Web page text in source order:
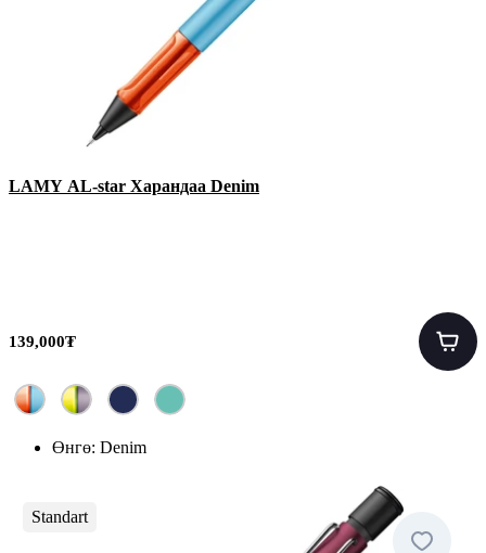
LAMY AL-star Харандаа Denim
139,000₮
Өнгө: Denim
Standart